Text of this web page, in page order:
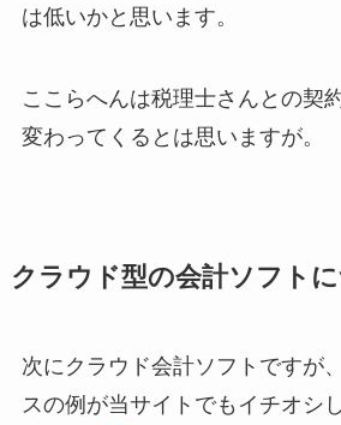
は低いかと思います。
ここらへんは税理士さんとの契
変わってくるとは思いますが。
クラウド型の会計ソフト
次にクラウド会計ソフトですが
スの例が当サイトでもイチオシ